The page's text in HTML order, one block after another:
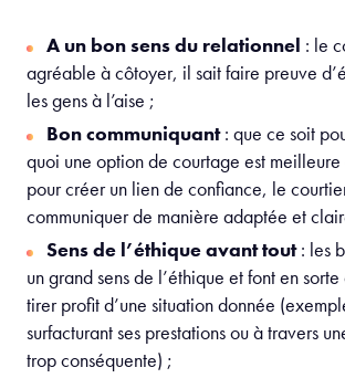
A un bon sens du relationnel : le
agréable à côtoyer, il sait faire preuve
les gens à l’aise ;
Bon communiquant: que ce soit
quoi une option de courtage est meilleure
pour créer un lien de confiance, le
communiquer de manière adaptée et
Sens de l’éthique avant tout: les
un grand sens de l’éthique et font en
tirer profit d’une situation donnée
surfacturant ses prestations ou à travers
trop conséquente) ;